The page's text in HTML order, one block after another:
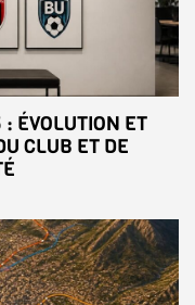
ÉVOLUTION ET
CLUB ET DE